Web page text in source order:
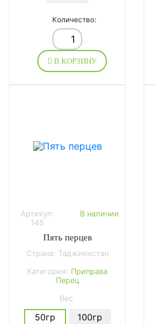
Количество:
В КОРЗИНУ
Артикул:
145
В наличии
Пять перцев
Страна: Таджикистан
Категория: Приправа
Перец
Вес:
50гр
100гр